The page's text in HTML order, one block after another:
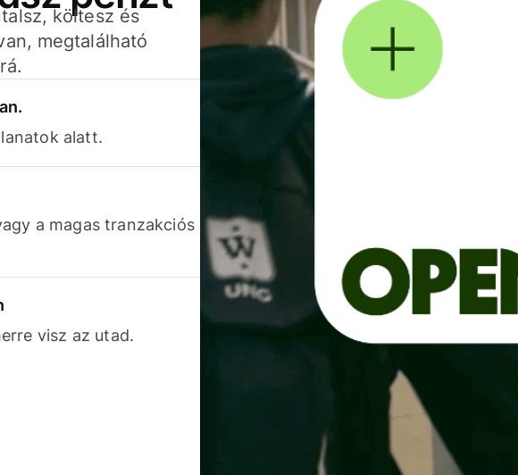
költesz és
megtalálható
alatt.
a magas tranzakciós
visz az utad.